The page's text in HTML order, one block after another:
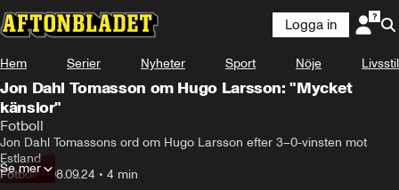
Logga in
Hem Serier Nyheter Sport Nöje Livsstil
Jon Dahl Tomasson om Hugo Larsson: "Mycket
känslor"
Fotboll
Jon Dahl Tomassons ord om Hugo Larsson efter 3–0-vinsten mot
Estland
Fotboll•08.09.24 • 4 min
Se mer